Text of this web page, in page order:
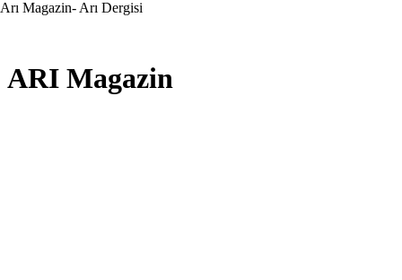
Arı Magazin- Arı Dergisi
ARI Magazin